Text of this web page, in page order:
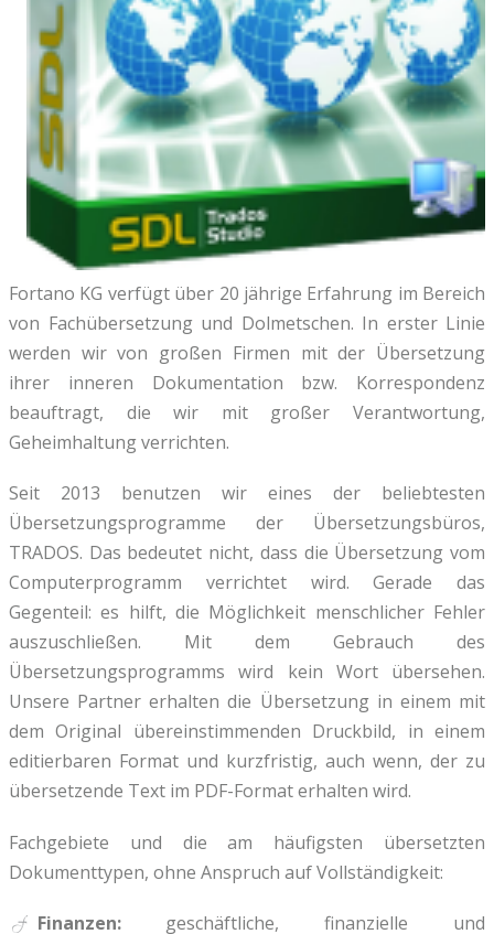
Fortano KG verfügt über 20 jährige Erfahrung im Bereich
von Fachübersetzung und Dolmetschen. In erster Linie
werden wir von großen Firmen mit der Übersetzung
ihrer inneren Dokumentation bzw. Korrespondenz
beauftragt, die wir mit großer Verantwortung,
Geheimhaltung verrichten.
Seit 2013 benutzen wir eines der beliebtesten
Übersetzungsprogramme der Übersetzungsbüros,
TRADOS. Das bedeutet nicht, dass die Übersetzung vom
Computerprogramm verrichtet wird. Gerade das
Gegenteil: es hilft, die Möglichkeit menschlicher Fehler
auszuschließen. Mit dem Gebrauch des
Übersetzungsprogramms wird kein Wort übersehen.
Unsere Partner erhalten die Übersetzung in einem mit
dem Original übereinstimmenden Druckbild, in einem
editierbaren Format und kurzfristig, auch wenn, der zu
übersetzende Text im PDF-Format erhalten wird.
Fachgebiete und die am häufigsten übersetzten
Dokumenttypen, ohne Anspruch auf Vollständigkeit:
Finanzen:geschäftliche, finanzielle und